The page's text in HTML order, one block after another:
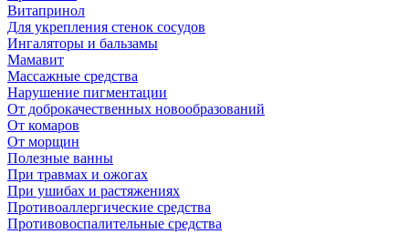
Витапринол
Для укрепления стенок сосудов
Ингаляторы и бальзамы
Мамавит
Массажные средства
Нарушение пигментации
От доброкачественных новообразований
От комаров
От морщин
Полезные ванны
При травмах и ожогах
При ушибах и растяжениях
Противоаллергические средства
Противовоспалительные средства